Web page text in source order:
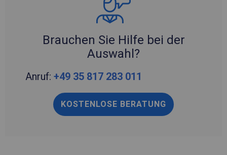
Brauchen Sie Hilfe bei der
Auswahl?
Anruf: +49 35 817 283 011
KOSTENLOSE BERATUNG